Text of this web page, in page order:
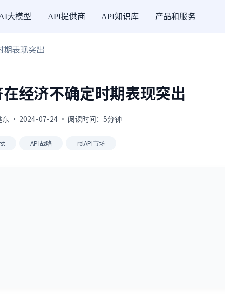
大模型 API提供商 API知识库 产品和服务
期表现突出
经济不确定时期表现突出
东 · 2024-07-24 · 阅读时间：5分钟
API战略 relAPI市场